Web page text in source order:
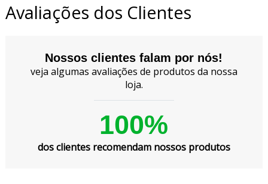
Avaliações dos Clientes
Nossos clientes falam por nós!
veja algumas avaliações de produtos da nossa
loja.
100%
dos clientes recomendam nossos produtos